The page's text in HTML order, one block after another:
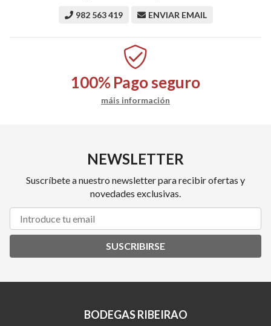
982 563 419 ENVIAR EMAIL
100%Pago seguro
máis información
NEWSLETTER
Suscríbete a nuestro newsletter para recibir ofertas y
novedades exclusivas.
SUSCRIBIRSE
BODEGAS RIBEIRAO